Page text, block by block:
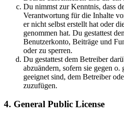
Du nimmst zur Kenntnis, dass
Verantwortung für die Inhalte
er nicht selbst erstellt hat oder
genommen hat. Du gestattest
Benutzerkonto, Beiträge und
oder zu sperren.
Du gestattest dem Betreiber
abzuändern, sofern sie gegen o.
geeignet sind, dem Betreiber
zuzufügen.
4. General Public License